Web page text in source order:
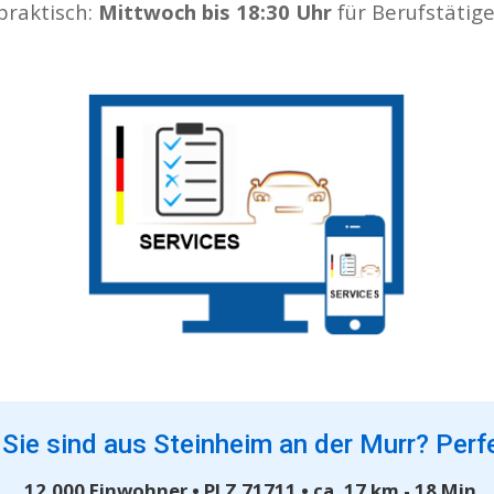
Mittwoch bis 18:30 Uhrfür
sind aus Steinheim an der Murr?